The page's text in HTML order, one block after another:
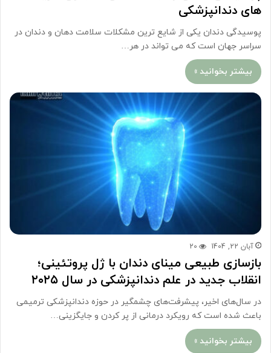
های دندانپزشکی
پوسیدگی دندان یکی از شایع ترین مشکلات سلامت دهان و دندان در
سراسر جهان است که می تواند در هر…
بیشتر بخوانید »
آبان 22, 1404 20
بازسازی طبیعی مینای دندان با ژل پروتئینی؛
انقلاب جدید در علم دندانپزشکی در سال ۲۰۲۵
در سال‌های اخیر، پیشرفت‌های چشمگیر در حوزه دندانپزشکی ترمیمی
باعث شده است که رویکرد درمانی از پر کردن و جایگزینی…
بیشتر بخوانید »